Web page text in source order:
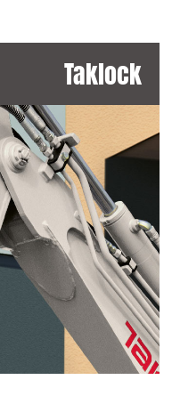
Taklock